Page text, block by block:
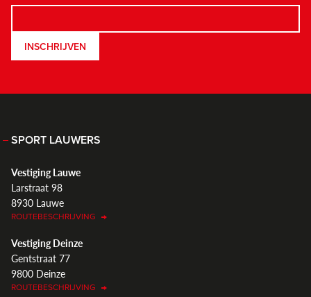
INSCHRIJVEN
SPORT LAUWERS
Vestiging Lauwe
Larstraat 98
8930 Lauwe
ROUTEBESCHRIJVING
Vestiging Deinze
Gentstraat 77
9800 Deinze
ROUTEBESCHRIJVING